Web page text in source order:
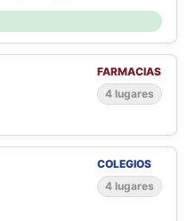
FARMACIAS
4 lugares
COLEGIOS
4 lugares